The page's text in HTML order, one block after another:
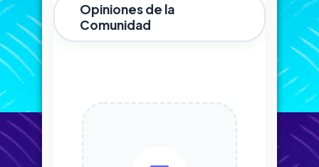
Opiniones de la
Comunidad